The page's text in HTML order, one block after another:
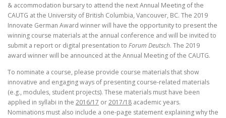
& accommodation bursary to attend the next Annual Meeting of the
CAUTG at the University of British Columbia, Vancouver, BC. The 2019
Innovate German Award winner will have the opportunity to present the
winning course materials at the annual conference and will be invited to
submit a report or digital presentation to Forum Deutsch. The 2019
award winner will be announced at the Annual Meeting of the CAUTG.
To nominate a course, please provide course materials that show
innovative and engaging ways of presenting course-related materials
(e.g., modules, student projects). These materials must have been
applied in syllabi in the 2016/17 or2017/18 academic years.
Nominations must also include a one-page statement explaining why the